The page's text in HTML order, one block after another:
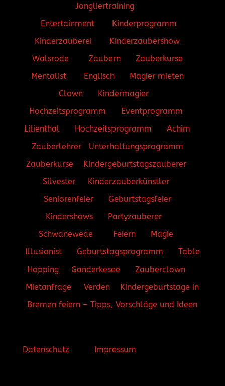
Jongliertraining
Entertainment
Kinderprogramm
Kinderzauberei
Kinderzaubershow
Walsrode
Zaubern
Zauberkurse
Mentalist
Englisch
Magier mieten
Clown
Kindermagier
Hochzeitsprogramm
Eventprogramm
Lilienthal
Hochzeitsprogramm
Achim
Zauberlehrer
Unterhaltungsprogramm
Zauberkurse
Kindergeburtstagszauberer
Silvester
Kinderzauberkünstler
Seniorenfeier
Geburtstagsfeier
Kindershows
Partyzauberer
Schwanewede
Feiern
Magie
Illusionist
Geburtstagsprogramm
Table
Hopping
Ganderkesee
Zauberclown
Mietanfrage
Verden
Kindergeburtstage in
Bremen feiern – Tipps, Vorschläge und Ideen
Datenschutz Impressum